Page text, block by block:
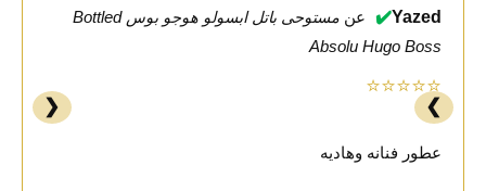
Yazed
✔️ عن
مستوحى باتل ابسولو هوجو بوس Bottled
Absolu Hugo Boss
⭐⭐⭐⭐⭐
عطور فنانه وهاديه
❮ ❯